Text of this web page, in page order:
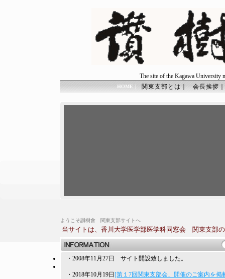
The site of the Kagawa University
HOME 関東支部とは｜ 会長挨拶｜
ようこそ讃樹會 関東支部サイトへ
当サイトは、香川大学医学部医学科同窓会 関東支部
・2008年11月27日 サイト開設致しました。
・2018年10月19日 [第１7回関東支部会」開催のご案内を掲